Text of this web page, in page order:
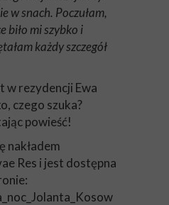
w snach. Poczułam,
biło mi szybko i
każdy szczegół
w rezydencji Ewa
czego szuka?
powieść!
nakładem
Res i jest dostępna